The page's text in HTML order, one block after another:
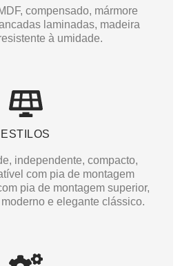
compensado, mármore
laminadas, madeira
à umidade.
ESTILOS
independente, compacto,
com pia de montagem
pia de montagem superior,
e elegante clássico.